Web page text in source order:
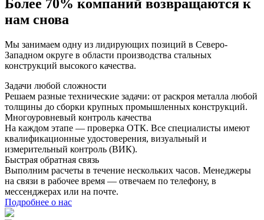
Более 70% компаний возвращаются к
нам снова
Мы занимаем одну из лидирующих позиций в Северо-
Западном округе в области производства стальных
конструкций высокого качества.
Задачи любой сложности
Решаем разные технические задачи: от раскроя металла любой
толщины до сборки крупных промышленных конструкций.
Многоуровневый контроль качества
На каждом этапе — проверка ОТК. Все специалисты имеют
квалификационные удостоверения, визуальный и
измерительный контроль (ВИК).
Быстрая обратная связь
Выполним расчеты в течение нескольких часов. Менеджеры
на связи в рабочее время — отвечаем по телефону, в
мессенджерах или на почте.
Подробнее о нас